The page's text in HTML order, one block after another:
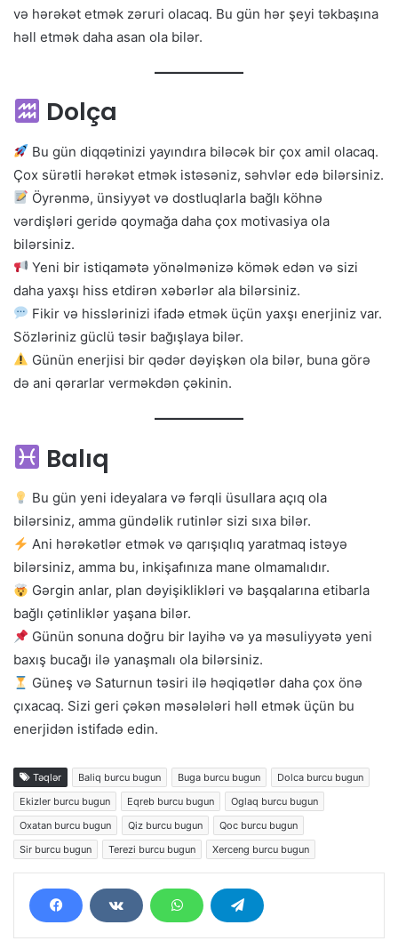
və hərəkət etmək zəruri olacaq. Bu gün hər şeyi təkbaşına
həll etmək daha asan ola bilər.
Dolça
Bu gün diqqətinizi yayındıra biləcək bir çox amil olacaq.
Çox sürətli hərəkət etmək istəsəniz, səhvlər edə bilərsiniz.
Öyrənmə, ünsiyyət və dostluqlarla bağlı köhnə
vərdişləri geridə qoymağa daha çox motivasiya ola
bilərsiniz.
Yeni bir istiqamətə yönəlmənizə kömək edən və sizi
daha yaxşı hiss etdirən xəbərlər ala bilərsiniz.
Fikir və hisslərinizi ifadə etmək üçün yaxşı enerjiniz var.
Sözləriniz güclü təsir bağışlaya bilər.
Günün enerjisi bir qədər dəyişkən ola bilər, buna görə
də ani qərarlar verməkdən çəkinin.
Balıq
Bu gün yeni ideyalara və fərqli üsullara açıq ola
bilərsiniz, amma gündəlik rutinlər sizi sıxa bilər.
Ani hərəkətlər etmək və qarışıqlıq yaratmaq istəyə
bilərsiniz, amma bu, inkişafınıza mane olmamalıdır.
Gərgin anlar, plan dəyişiklikləri və başqalarına etibarla
bağlı çətinliklər yaşana bilər.
Günün sonuna doğru bir layihə və ya məsuliyyətə yeni
baxış bucağı ilə yanaşmalı ola bilərsiniz.
Güneş və Saturnun təsiri ilə həqiqətlər daha çox önə
çıxacaq. Sizi geri çəkən məsələləri həll etmək üçün bu
enerjidən istifadə edin.
Təqlər Baliq burcu bugun Buga burcu bugun
Dolca burcu bugun
Ekizler burcu bugun
Eqreb burcu bugun
Oglaq burcu bugun
Oxatan burcu bugun
Qiz burcu bugun
Qoc burcu bugun
Sir burcu bugun
Terezi burcu bugun Xerceng burcu bugun